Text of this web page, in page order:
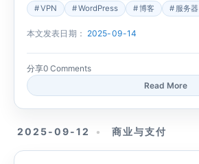
VPN
WordPress 博客 服务器
本文发表日期： 2025-09-14
分享0 Comments
Read More
2025-09-12 商业与支付